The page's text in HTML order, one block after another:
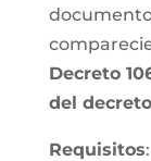
Decreto
del decreto
Requisitos: